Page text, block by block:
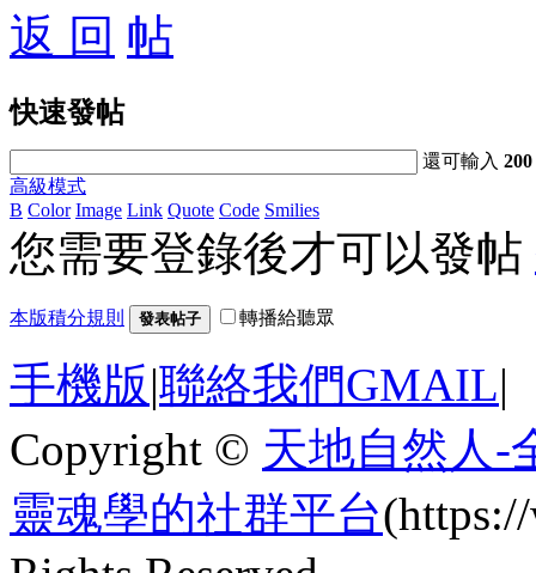
返 回
快速發帖
還可輸入200
高級模式
B Color Image Link Quote Code Smilies
您需要登錄後才可以發帖
本版積分規則 發表帖子 轉播給聽眾
手機版|聯絡我們GMAIL|
Copyright © 天地自然人-
靈魂學的社群平台